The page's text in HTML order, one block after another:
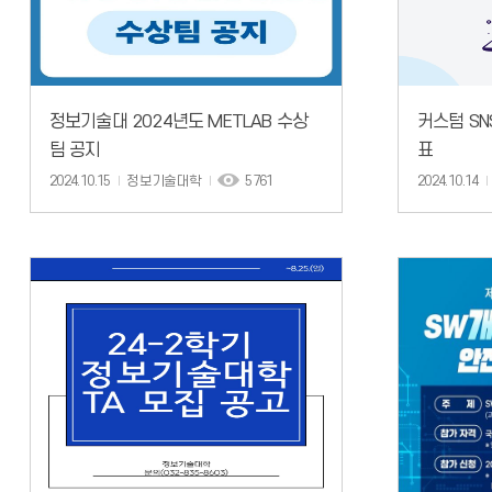
정보기술대 2024년도 METLAB 수상
팀 공지
2024.10.15 정보기술대학 5761
커스텀
표
2024.10.14